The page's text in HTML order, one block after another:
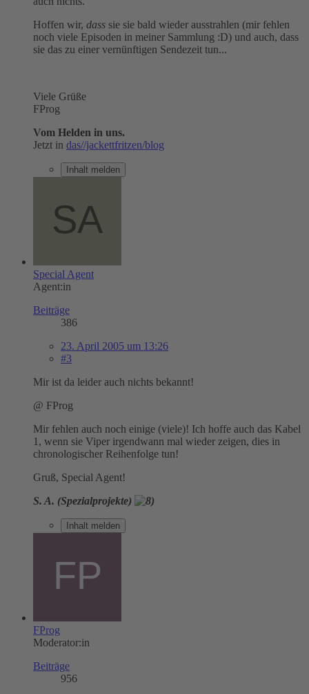
Hoffen wir, dass sie sie bald wieder ausstrahlen (mir fehlen
noch viele Episoden in meiner Sammlung :D) und auch, dass
sie das zu einer vernünftigen Sendezeit tun...
Viele Grüße
FProg
Vom Helden in uns.
Jetzt in das//jackettfritzen/blog
Inhalt melden
Special Agent
Agent:in
Beiträge
386
23. April 2005 um 13:26
#3
Mir ist da leider auch nichts bekannt!
@ FProg
Mir fehlen auch noch einige (viele)! Ich hoffe auch das Kabel
1, wenn sie Viper irgendwann mal wieder zeigen, dies in
chronologischer Reihenfolge tun!
Gruß, Special Agent!
S. A. (Spezialprojekte)
Inhalt melden
FProg
Moderator:in
Beiträge
956